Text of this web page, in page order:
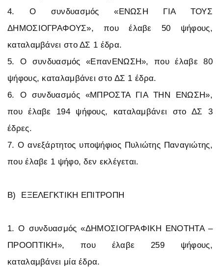
4. Ο συνδυασμός «ΕΝΩΣΗ ΓΙΑ ΤΟΥΣ
ΔΗΜΟΣΙΟΓΡΑΦΟΥΣ», που έλαβε 50 ψήφους,
καταλαμβάνει στο ΔΣ 1 έδρα.
5. Ο συνδυασμός «ΕπανΕΝΩΣΗ», που έλαβε 80
ψήφους, καταλαμβάνει στο ΔΣ 1 έδρα.
6. Ο συνδυασμός «ΜΠΡΟΣΤΑ ΓΙΑ ΤΗΝ ΕΝΩΣΗ»,
που έλαβε 194 ψήφους, καταλαμβάνει στο ΔΣ 3
έδρες.
7. Ο ανεξάρτητος υποψήφιος Πυλιώτης Παναγιώτης,
που έλαβε 1 ψήφο, δεν εκλέγεται.
Β) ΕΞΕΛΕΓΚΤΙΚΗ ΕΠΙΤΡΟΠΗ
1. Ο συνδυασμός «ΔΗΜΟΣΙΟΓΡΑΦΙΚΗ ΕΝΟΤΗΤΑ –
ΠΡΟΟΠΤΙΚΗ», που έλαβε 259 ψήφους,
καταλαμβάνει μία έδρα.